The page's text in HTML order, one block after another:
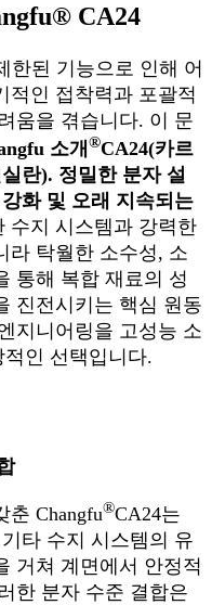
CA24
한된 기능으로 인해 어
적인 접착력과 포괄적
움을 겪습니다. 이 문
소개 ®CA24(카르
란). 정밀한 분자 설
화 및 오래 지속되는
수지 시스템과 강력한
라 탁월한 소수성, 소
통해 복합 재료의 성
진전시키는 핵심 원동
지니어링을 고성능 소
인 선택입니다.
Changfu®CA24는
타 수지 시스템의 유
거쳐 계면에서 안정적
한 분자 수준 결합은